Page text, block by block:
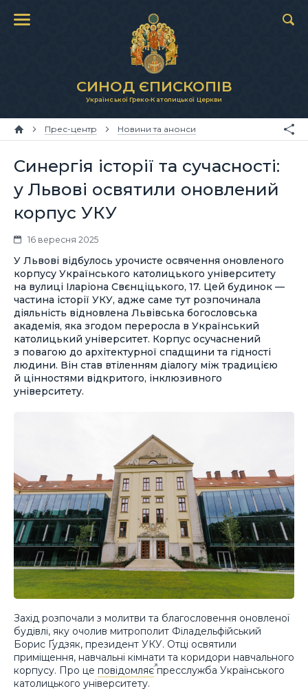
СИНОД ЄПИСКОПІВ
Української Греко-Католицької Церкви
Прес-центр Новини та анонси
Синергія історії та сучасності:
у Львові освятили оновлений
корпус УКУ
16 вересня 2025
У Львові відбулось урочисте освячення оновленого
корпусу Українського католицького університету
на вулиці Іларіона Свєнціцького, 17. Цей будинок —
частина історії УКУ, адже саме тут розпочинала
діяльність відновлена Львівська богословська
академія, яка згодом переросла в Український
католицький університет. Корпус осучаснений
з повагою до архітектурної спадщини та гідності
людини. Він став втіленням діалогу між традицією
й цінностями відкритого, інклюзивного
університету.
Захід розпочали з молитви та благословення оновленої
будівлі, яку очолив митрополит Філадельфійський
Борис Ґудзяк, президент УКУ. Отці освятили
приміщення, навчальні кімнати та коридори навчального
корпусу. Про це повідомляєпресслужба Українського
католицького університету.